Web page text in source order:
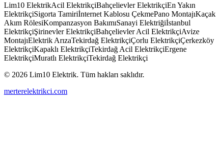
Lim10 ElektrikAcil ElektrikçiBahçelievler ElektrikçiEn Yakın
ElektrikçiSigorta Tamiriİnternet Kablosu ÇekmePano MontajıKaçak
Akım RölesiKompanzasyon BakımıSanayi Elektriğiİstanbul
ElektrikçiŞirinevler ElektrikçiBahçelievler Acil ElektrikçiAvize
MontajıElektrik ArızaTekirdağ ElektrikçiÇorlu ElektrikçiÇerkezköy
ElektrikçiKapaklı ElektrikçiTekirdağ Acil ElektrikçiErgene
ElektrikçiMuratlı ElektrikçiTekirdağ Elektrikçi
© 2026 Lim10 Elektrik. Tüm hakları saklıdır.
merterelektrikci.com